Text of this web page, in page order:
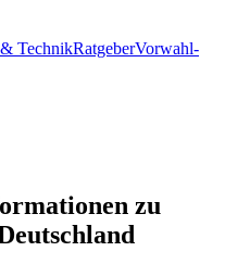
TechnikRatgeberVorwahl-
zu